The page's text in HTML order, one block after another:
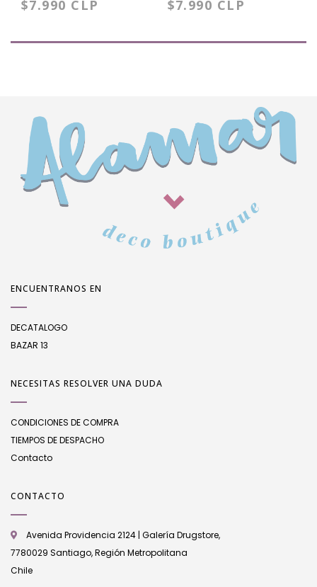
$7.990 CLP
MALCOLM
$7.990 CLP
ENCUENTRANOS EN
DECATALOGO
BAZAR 13
NECESITAS RESOLVER UNA DUDA
CONDICIONES DE COMPRA
TIEMPOS DE DESPACHO
Contacto
CONTACTO
Avenida Providencia 2124 | Galería Drugstore,
7780029 Santiago, Región Metropolitana
Chile